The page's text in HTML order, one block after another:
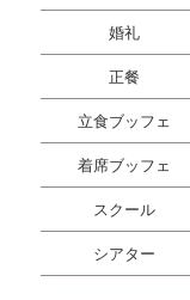
婚礼
正餐
立食ブッフェ
着席ブッフェ
スクール
シアター